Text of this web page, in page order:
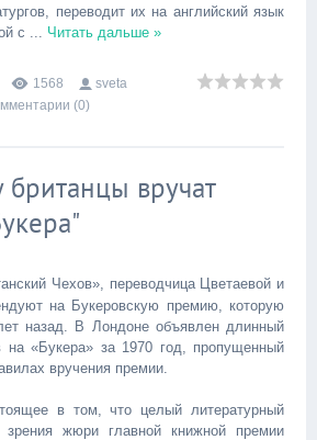
переводит их на английский язык
с ... Читать дальше »
1568
sveta
(0)
вручат
Чехов», переводчица Цветаевой и
на Букеровскую премию, которую
назад. В Лондоне объявлен длинный
на «Букера» за 1970 год, пропущенный
вручения премии.
в том, что целый литературный
жюри главной книжной премии